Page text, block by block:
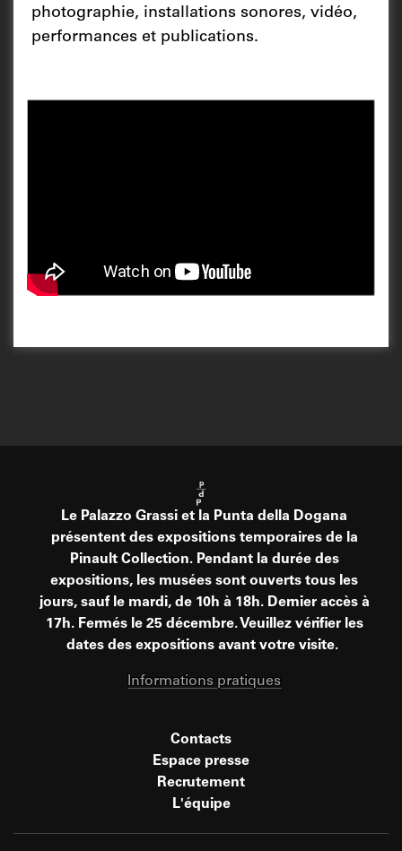
photographie, installations sonores, vidéo,
performances et publications.
Le Palazzo Grassi et la Punta della Dogana
présentent des expositions temporaires de la
Pinault Collection. Pendant la durée des
expositions, les musées sont ouverts tous les
jours, sauf le mardi, de 10h à 18h. Dernier accès à
17h. Fermés le 25 décembre. Veuillez vérifier les
dates des expositions avant votre visite.
Informations pratiques
Contacts
Espace presse
Recrutement
L'équipe